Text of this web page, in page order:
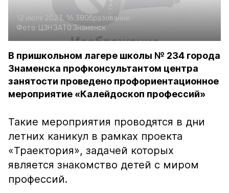
12 июля 2023, 16:38Образование
Фото: ЦЗН ЗАТО Знаменск
В пришкольном лагере школы № 234 города
Знаменска профконсультантом центра
занятости проведено профориентационное
мероприятие «Калейдоскоп профессий»
Такие мероприятия проводятся в дни
летних каникул в рамках проекта
«Траектория», задачей которых
является знакомство детей с миром
профессий.